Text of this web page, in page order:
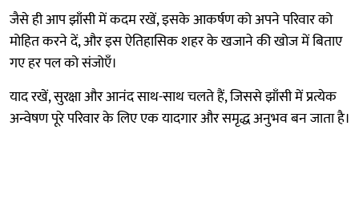
जैसे ही आप झाँसी में कदम रखें, इसके आकर्षण को अपने परिवार को
मोहित करने दें, और इस ऐतिहासिक शहर के खजाने की खोज में बिताए
गए हर पल को संजोएँ।
याद रखें, सुरक्षा और आनंद साथ-साथ चलते हैं, जिससे झाँसी में प्रत्येक
अन्वेषण पूरे परिवार के लिए एक यादगार और समृद्ध अनुभव बन जाता है।